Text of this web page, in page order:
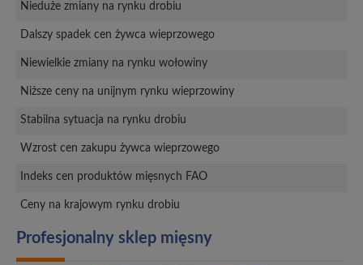
Nieduże zmiany na rynku drobiu
Dalszy spadek cen żywca wieprzowego
Niewielkie zmiany na rynku wołowiny
Niższe ceny na unijnym rynku wieprzowiny
Stabilna sytuacja na rynku drobiu
Wzrost cen zakupu żywca wieprzowego
Indeks cen produktów mięsnych FAO
Ceny na krajowym rynku drobiu
Profesjonalny sklep mięsny